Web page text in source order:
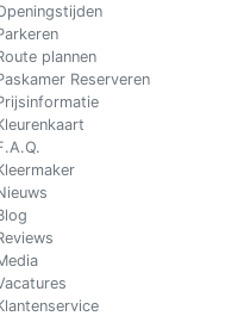
plannen
Reserveren